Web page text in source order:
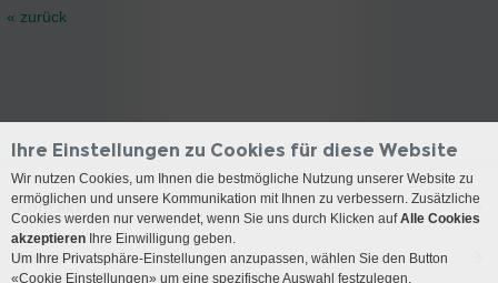
« zurück
Kontakt
Anreise
Ihre Einstellungen zu Cookies für diese Website
Wir nutzen Cookies, um Ihnen die bestmögliche Nutzung unserer Website zu
ermöglichen und unsere Kommunikation mit Ihnen zu verbessern. Zusätzliche
Cookies werden nur verwendet, wenn Sie uns durch Klicken aufAlle Cookies
akzeptieren Ihre Einwilligung geben.
Um Ihre Privatsphäre-Einstellungen anzupassen, wählen Sie den Button
«Cookie Einstellungen» um eine spezifische Auswahl festzulegen.